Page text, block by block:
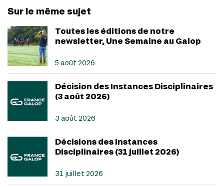
Sur le même sujet
Toutes les éditions de notre
newsletter, Une Semaine au Galop
5 août 2026
Décision des Instances Disciplinaires
(3 août 2026)
3 août 2026
Décisions des Instances
Disciplinaires (31 juillet 2026)
31 juillet 2026